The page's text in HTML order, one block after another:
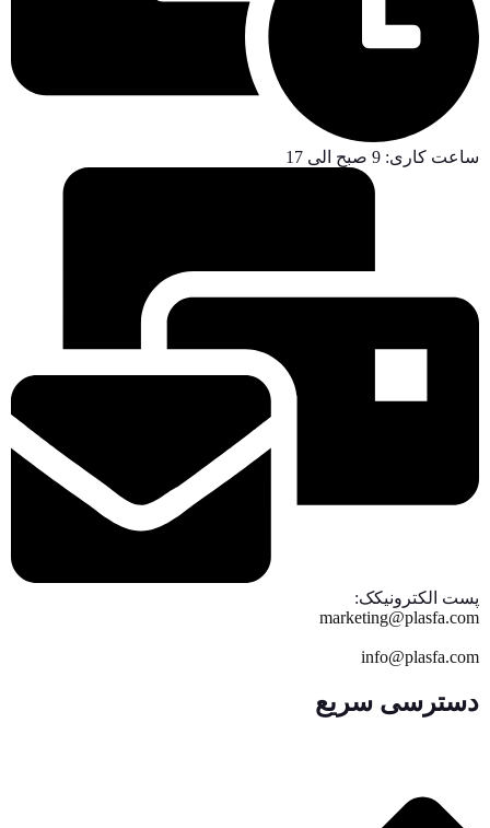
ساعت کاری: 9 صبح الی 17
پست الکترونیکک:
marketing@plasfa.com
info@plasfa.com
دسترسی سریع